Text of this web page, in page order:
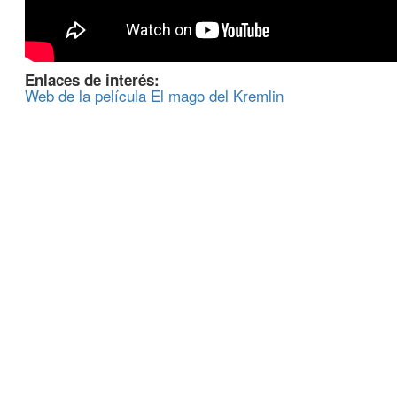
Enlaces de interés:
Web de la película El mago del Kremlin